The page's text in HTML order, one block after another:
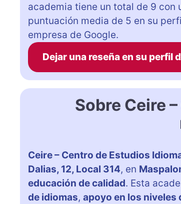
academia tiene un total de 9 con
puntuación media de 5 en su
empresa de Google.
Dejar una reseña en su perfil
Sobre Ceire
Ceire – Centro de Estudios
Dalias, 12, Local 314, en
educación de calidad. Esta
de idiomas, apoyo en los niveles